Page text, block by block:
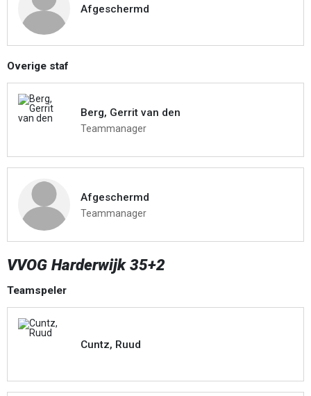
Afgeschermd
Overige staf
Berg, Gerrit van den
Teammanager
Afgeschermd
Teammanager
VVOG Harderwijk 35+2
Teamspeler
Cuntz, Ruud